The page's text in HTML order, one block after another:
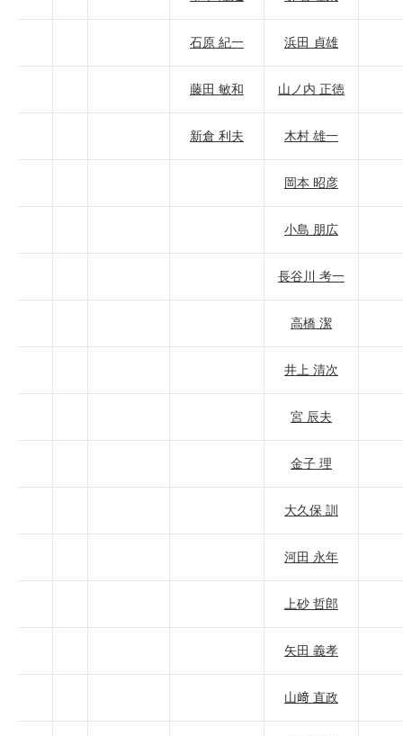
石原 紀一 浜田 貞雄
藤田 敏和 山ノ内 正徳
新倉 利夫 木村 雄一
岡本 昭彦
小島 朋広
長谷川 考一
高橋 潔
井上 清次
宮 辰夫
金子 理
大久保 訓
河田 永年
上砂 哲郎
矢田 義孝
山﨑 直政